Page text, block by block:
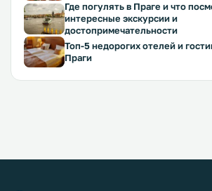
Где погулять в Праге и что
интересные экскурсии и
достопримечательности
Топ-5 недорогих отелей и
Праги